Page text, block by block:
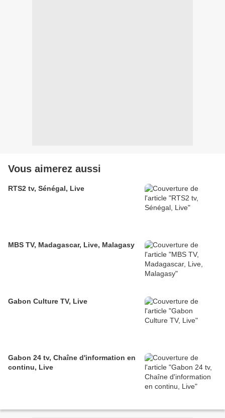
Vous aimerez aussi
RTS2 tv, Sénégal, Live
MBS TV, Madagascar, Live, Malagasy
Gabon Culture TV, Live
Gabon 24 tv, Chaîne d'information en
continu, Live